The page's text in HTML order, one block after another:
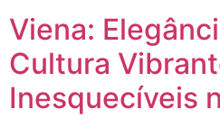
Viena:
Cultura
Inesquecíveis